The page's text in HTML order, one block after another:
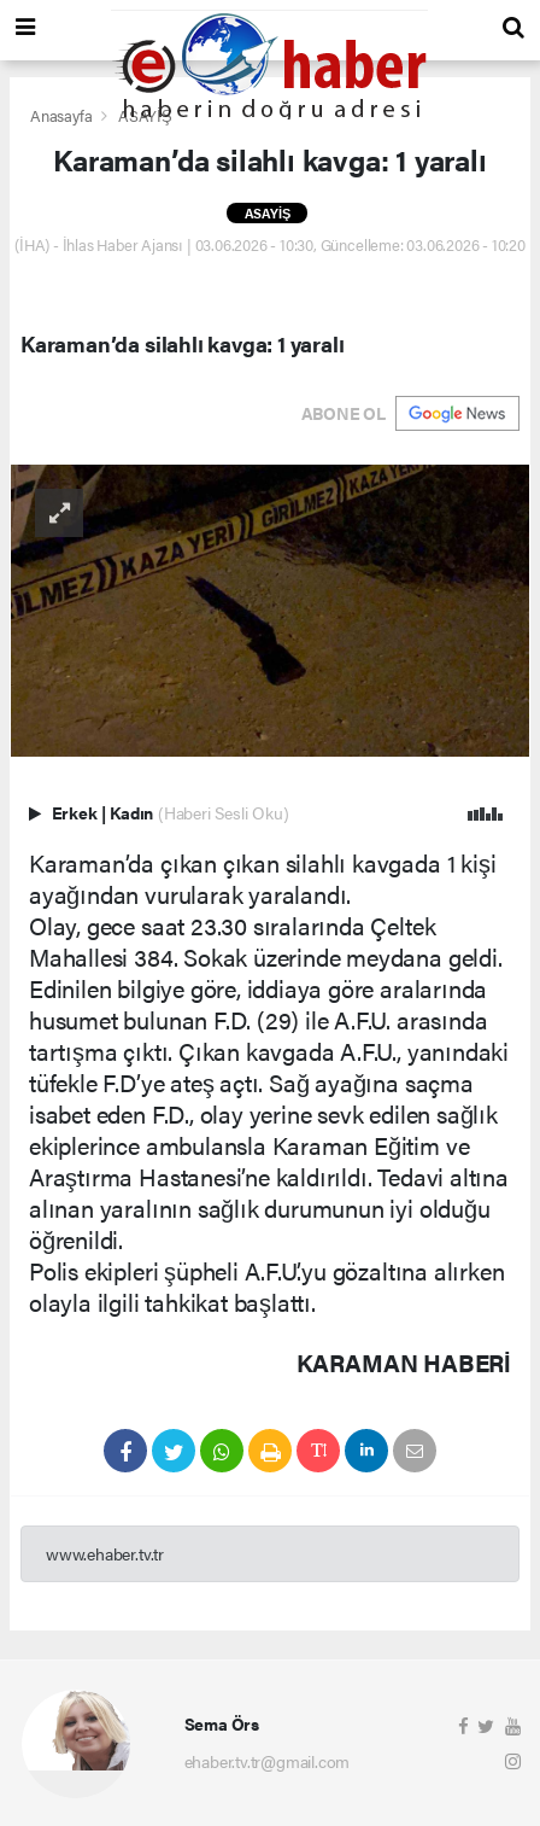
Anasayfa ASAYİŞ
Karaman’da silahlı kavga: 1 yaralı
ASAYİŞ
(İHA) - İhlas Haber Ajansı | 03.06.2026 - 10:30, Güncelleme: 03.06.2026 - 10:20
Karaman’da silahlı kavga: 1 yaralı
ABONE OL
Erkek | Kadın (Haberi Sesli Oku)
Karaman’da çıkan çıkan silahlı kavgada 1 kişi
ayağından vurularak yaralandı.
Olay, gece saat 23.30 sıralarında Çeltek
Mahallesi 384. Sokak üzerinde meydana geldi.
Edinilen bilgiye göre, iddiaya göre aralarında
husumet bulunan F.D. (29) ile A.F.U. arasında
tartışma çıktı. Çıkan kavgada A.F.U., yanındaki
tüfekle F.D’ye ateş açtı. Sağ ayağına saçma
isabet eden F.D., olay yerine sevk edilen sağlık
ekiplerince ambulansla Karaman Eğitim ve
Araştırma Hastanesi’ne kaldırıldı. Tedavi altına
alınan yaralının sağlık durumunun iyi olduğu
öğrenildi.
Polis ekipleri şüpheli A.F.U.’yu gözaltına alırken
olayla ilgili tahkikat başlattı.
KARAMAN HABERİ
www.ehaber.tv.tr
Sema Örs
ehaber.tv.tr@gmail.com